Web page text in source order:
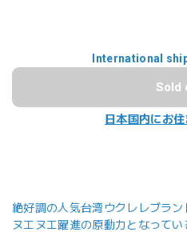
International
Sold
日本国内にお
絶好調の人気台湾ウクレレブラ
ヌエヌエ躍進の原動力となって